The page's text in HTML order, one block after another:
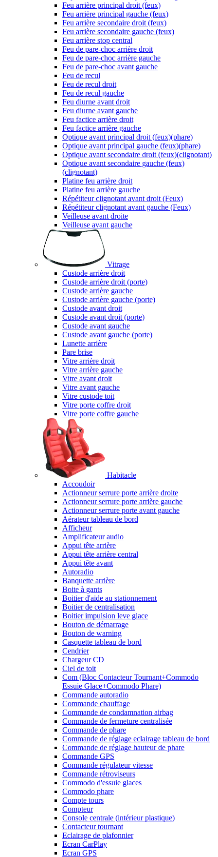
Feu arrière principal droit (feux)
Feu arrière principal gauche (feux)
Feu arrière secondaire droit (feux)
Feu arrière secondaire gauche (feux)
Feu arrière stop central
Feu de pare-choc arrière droit
Feu de pare-choc arrière gauche
Feu de pare-choc avant gauche
Feu de recul
Feu de recul droit
Feu de recul gauche
Feu diurne avant droit
Feu diurne avant gauche
Feu factice arrière droit
Feu factice arrière gauche
Optique avant principal droit (feux)(phare)
Optique avant principal gauche (feux)(phare)
Optique avant secondaire droit (feux)(clignotant)
Optique avant secondaire gauche (feux)
(clignotant)
Platine feu arrière droit
Platine feu arrière gauche
Répétiteur clignotant avant droit (Feux)
Répétiteur clignotant avant gauche (Feux)
Veilleuse avant droite
Veilleuse avant gauche
Vitrage
Custode arrière droit
Custode arrière droit (porte)
Custode arrière gauche
Custode arrière gauche (porte)
Custode avant droit
Custode avant droit (porte)
Custode avant gauche
Custode avant gauche (porte)
Lunette arrière
Pare brise
Vitre arrière droit
Vitre arrière gauche
Vitre avant droit
Vitre avant gauche
Vitre custode toit
Vitre porte coffre droit
Vitre porte coffre gauche
Habitacle
Accoudoir
Actionneur serrure porte arrière droite
Actionneur serrure porte arrière gauche
Actionneur serrure porte avant gauche
Aérateur tableau de bord
Afficheur
Amplificateur audio
Appui tête arrière
Appui tête arrière central
Appui tête avant
Autoradio
Banquette arrière
Boite à gants
Boitier d'aide au stationnement
Boitier de centralisation
Boitier impulsion leve glace
Bouton de démarrage
Bouton de warning
Casquette tableau de bord
Cendrier
Chargeur CD
Ciel de toit
Com (Bloc Contacteur Tournant+Commodo
Essuie Glace+Commodo Phare)
Commande autoradio
Commande chauffage
Commande de condamnation airbag
Commande de fermeture centralisée
Commande de phare
Commande de réglage eclairage tableau de bord
Commande de réglage hauteur de phare
Commande GPS
Commande régulateur vitesse
Commande rétroviseurs
Commodo d'essuie glaces
Commodo phare
Compte tours
Compteur
Console centrale (intérieur plastique)
Contacteur tournant
Eclairage de plafonnier
Ecran CarPlay
Ecran GPS